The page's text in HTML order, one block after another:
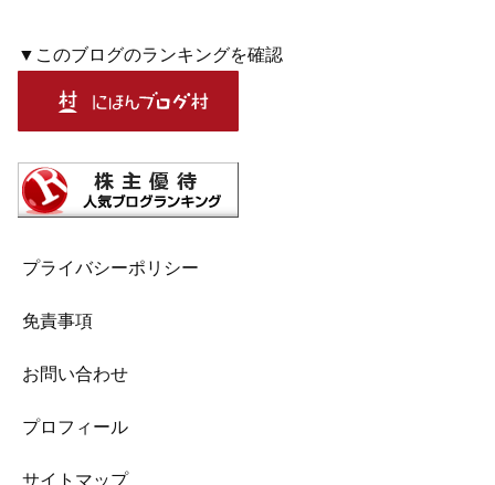
▼このブログのランキングを確認
プライバシーポリシー
免責事項
お問い合わせ
プロフィール
サイトマップ